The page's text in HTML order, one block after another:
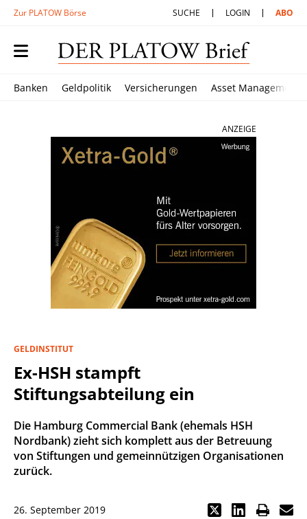
Zur PLATOW Börse SUCHE LOGIN ABO
Banken Geldpolitik Versicherungen Asset Management
ANZEIGE
GELDINSTITUT
Ex-HSH stampft
Stiftungsabteilung ein
Die Hamburg Commercial Bank (ehemals HSH
Nordbank) zieht sich komplett aus der Betreuung
von Stiftungen und gemeinnützigen Organisationen
zurück.
26. September 2019